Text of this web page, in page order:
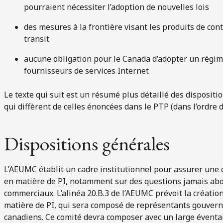
pourraient nécessiter l’adoption de nouvelles lois
des mesures à la frontière visant les produits de
transit
aucune obligation pour le Canada d’adopter un
fournisseurs de services Internet
Le texte qui suit est un résumé plus détaillé des
qui diffèrent de celles énoncées dans le PTP (dans
Dispositions générales
L’AEUMC établit un cadre institutionnel pour assurer
en matière de PI, notamment sur des questions jamais
commerciaux. L’alinéa 20.B.3 de l’AEUMC prévoit la
matière de PI, qui sera composé de représentants
canadiens. Ce comité devra composer avec un large